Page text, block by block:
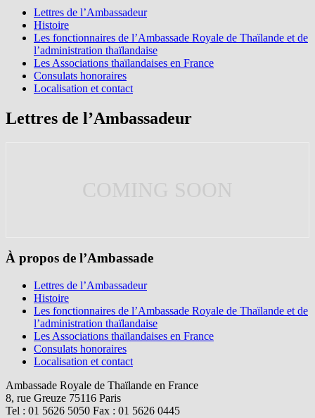
Lettres de l’Ambassadeur
Histoire
Les fonctionnaires de l’Ambassade Royale de Thaïlande et de
l’administration thaïlandaise
Les Associations thaïlandaises en France
Consulats honoraires
Localisation et contact
Lettres de l’Ambassadeur
À propos de l’Ambassade
Lettres de l’Ambassadeur
Histoire
Les fonctionnaires de l’Ambassade Royale de Thaïlande et de
l’administration thaïlandaise
Les Associations thaïlandaises en France
Consulats honoraires
Localisation et contact
Ambassade Royale de Thaïlande en France
8, rue Greuze 75116 Paris
Tel : 01 5626 5050 Fax : 01 5626 0445